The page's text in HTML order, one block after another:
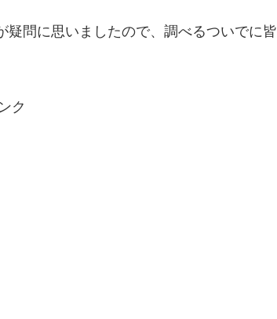
問に思いましたので、調べるついでに皆
ク